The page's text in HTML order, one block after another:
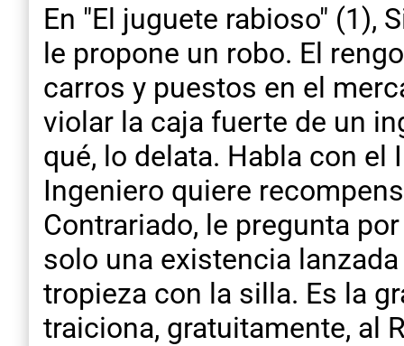
En "El juguete rabioso" (1),
le propone un robo. El
carros y puestos en el
violar la caja fuerte de un
qué, lo delata. Habla con el
Ingeniero quiere
Contrariado, le pregunta
solo una existencia
tropieza con la silla. Es la
traiciona, gratuitamente, al